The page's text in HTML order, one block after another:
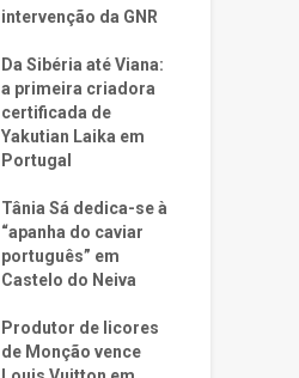
intervenção da GNR
Da Sibéria até Viana:
a primeira criadora
certificada de
Yakutian Laika em
Portugal
Tânia Sá dedica-se à
“apanha do caviar
português” em
Castelo do Neiva
Produtor de licores
de Monção vence